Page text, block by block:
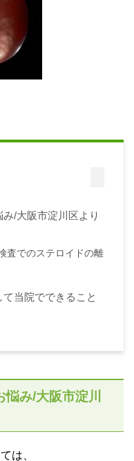
/大阪市淀川区より
査でのステロイドの離
当院でできること
み/大阪市淀川
は、